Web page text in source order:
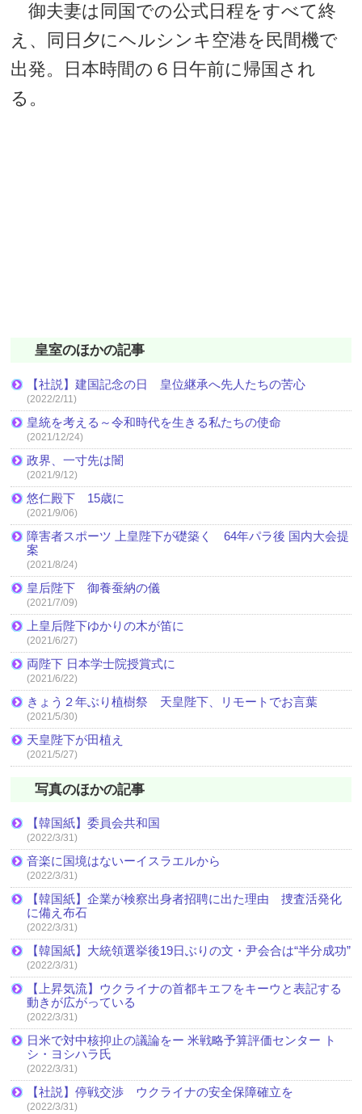
御夫妻は同国での公式日程をすべて終
え、同日夕にヘルシンキ空港を民間機で
出発。日本時間の６日午前に帰国され
る。
皇室のほかの記事
【社説】建国記念の日 皇位継承へ先人たちの苦心
(2022/2/11)
皇統を考える～令和時代を生きる私たちの使命
(2021/12/24)
政界、一寸先は闇
(2021/9/12)
悠仁殿下 15歳に
(2021/9/06)
障害者スポーツ 上皇陛下が礎築く 64年パラ後 国内大会提
案
(2021/8/24)
皇后陛下 御養蚕納の儀
(2021/7/09)
上皇后陛下ゆかりの木が笛に
(2021/6/27)
両陛下 日本学士院授賞式に
(2021/6/22)
きょう２年ぶり植樹祭 天皇陛下、リモートでお言葉
(2021/5/30)
天皇陛下が田植え
(2021/5/27)
写真のほかの記事
【韓国紙】委員会共和国
(2022/3/31)
音楽に国境はないーイスラエルから
(2022/3/31)
【韓国紙】企業が検察出身者招聘に出た理由 捜査活発化
に備え布石
(2022/3/31)
【韓国紙】大統領選挙後19日ぶりの文・尹会合は“半分成功”
(2022/3/31)
【上昇気流】ウクライナの首都キエフをキーウと表記する
動きが広がっている
(2022/3/31)
日米で対中核抑止の議論をー 米戦略予算評価センター ト
シ・ヨシハラ氏
(2022/3/31)
【社説】停戦交渉 ウクライナの安全保障確立を
(2022/3/31)